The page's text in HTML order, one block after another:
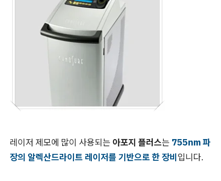
레이저 제모에 많이 사용되는 아포지 플러스는 755nm 파
장의 알렉산드라이트 레이저를 기반으로 한 장비입니다.